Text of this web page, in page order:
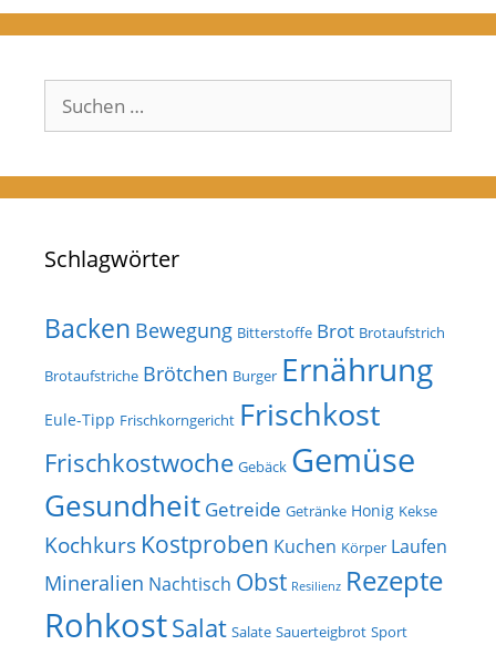
Suchen
nach:
Schlagwörter
Backen Bewegung Bitterstoffe Brot Brotaufstrich
Brotaufstriche Brötchen Burger Ernährung
Eule-Tipp Frischkorngericht Frischkost
Frischkostwoche Gebäck Gemüse
Gesundheit Getreide Getränke Honig Kekse
Kochkurs Kostproben Kuchen Körper Laufen
Mineralien Nachtisch Obst Resilienz Rezepte
RohkostSalat Salate Sauerteigbrot Sport